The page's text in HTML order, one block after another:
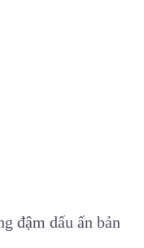
đậm dấu ấn bản